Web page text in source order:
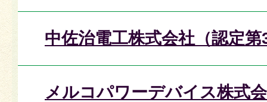
中佐治電工株式会社（認定第
メルコパワーデバイス株式